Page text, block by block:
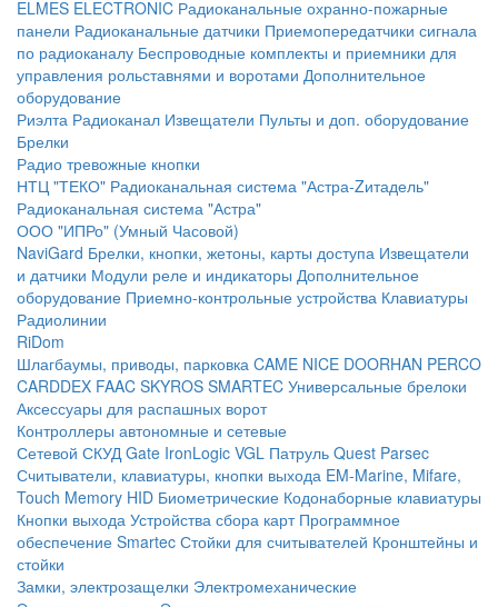
ELMES ELECTRONIC Радиоканальные охранно-пожарные
панели Радиоканальные датчики Приемопередатчики сигнала
по радиоканалу Беспроводные комплекты и приемники для
управления рольставнями и воротами Дополнительное
оборудование
Риэлта Радиоканал Извещатели Пульты и доп. оборудование
Брелки
Радио тревожные кнопки
НТЦ "ТЕКО" Радиоканальная система "Астра-Zитадель"
Радиоканальная система "Астра"
ООО "ИПРо" (Умный Часовой)
NaviGard Брелки, кнопки, жетоны, карты доступа Извещатели
и датчики Модули реле и индикаторы Дополнительное
оборудование Приемно-контрольные устройства Клавиатуры
Радиолинии
RiDom
Шлагбаумы, приводы, парковка CAME NICE DOORHAN PERCO
CARDDEX FAAC SKYROS SMARTEC Универсальные брелоки
Аксессуары для распашных ворот
Контроллеры автономные и сетевые
Сетевой СКУД Gate IronLogic VGL Патруль Quest Parsec
Считыватели, клавиатуры, кнопки выхода EM-Marine, Mifare,
Touch Memory HID Биометрические Кодонаборные клавиатуры
Кнопки выхода Устройства сбора карт Программное
обеспечение Smartec Стойки для считывателей Кронштейны и
стойки
Замки, электрозащелки Электромеханические